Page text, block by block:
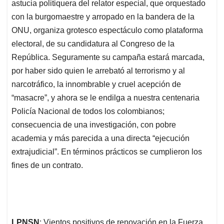
astucia politiquera del relator especial, que orquestado
con la burgomaestre y arropado en la bandera de la
ONU, organiza grotesco espectáculo como plataforma
electoral, de su candidatura al Congreso de la
República. Seguramente su campaña estará marcada,
por haber sido quien le arrebató al terrorismo y al
narcotráfico, la innombrable y cruel acepción de
“masacre”, y ahora se le endilga a nuestra centenaria
Policía Nacional de todos los colombianos;
consecuencia de una investigación, con pobre
academia y más parecida a una directa “ejecución
extrajudicial”. En términos prácticos se cumplieron los
fines de un contrato.
LPNSN : Vientos positivos de renovación en la Fuerza